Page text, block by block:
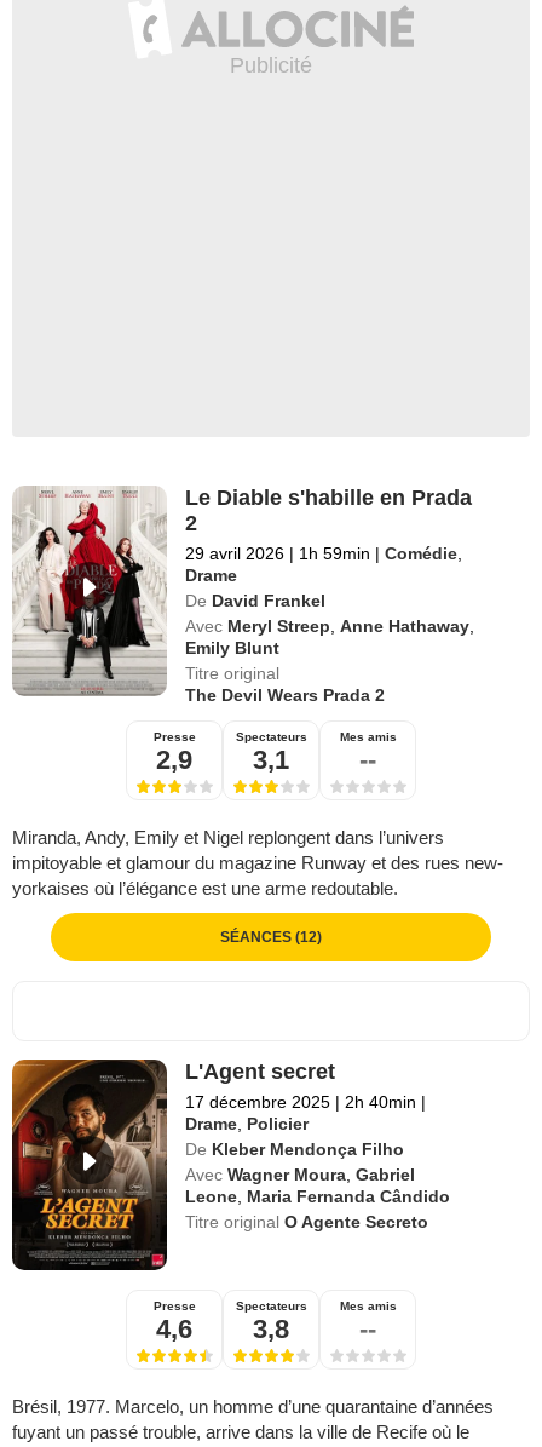
Le Diable s'habille en Prada
2
29 avril 2026 | 1h 59min | Comédie
Drame
De David Frankel
Avec Meryl Streep ,Anne Hathaway
Emily Blunt
Titre original
The Devil Wears Prada 2
Presse
2,9
Spectateurs
3,1
Mes amis
--
Miranda, Andy, Emily et Nigel replongent dans l’univers
impitoyable et glamour du magazine Runway et des rues new-
yorkaises où l’élégance est une arme redoutable.
SÉANCES (12)
L'Agent secret
17 décembre 2025 | 2h 40min |
Drame Policier
De Kleber Mendonça Filho
Avec Wagner Moura ,Gabriel
Leone Maria Fernanda Cândido
Titre originalO Agente Secreto
Presse
4,6
Spectateurs
3,8
Mes amis
--
Brésil, 1977. Marcelo, un homme d’une quarantaine d’années
fuyant un passé trouble, arrive dans la ville de Recife où le